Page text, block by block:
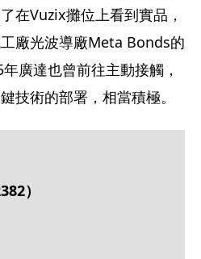
在Vuzix攤位上看到實品，
廠光波導廠Meta Bonds的
廣達也曾前往主動接觸，
技術的部署，相當積極。
）